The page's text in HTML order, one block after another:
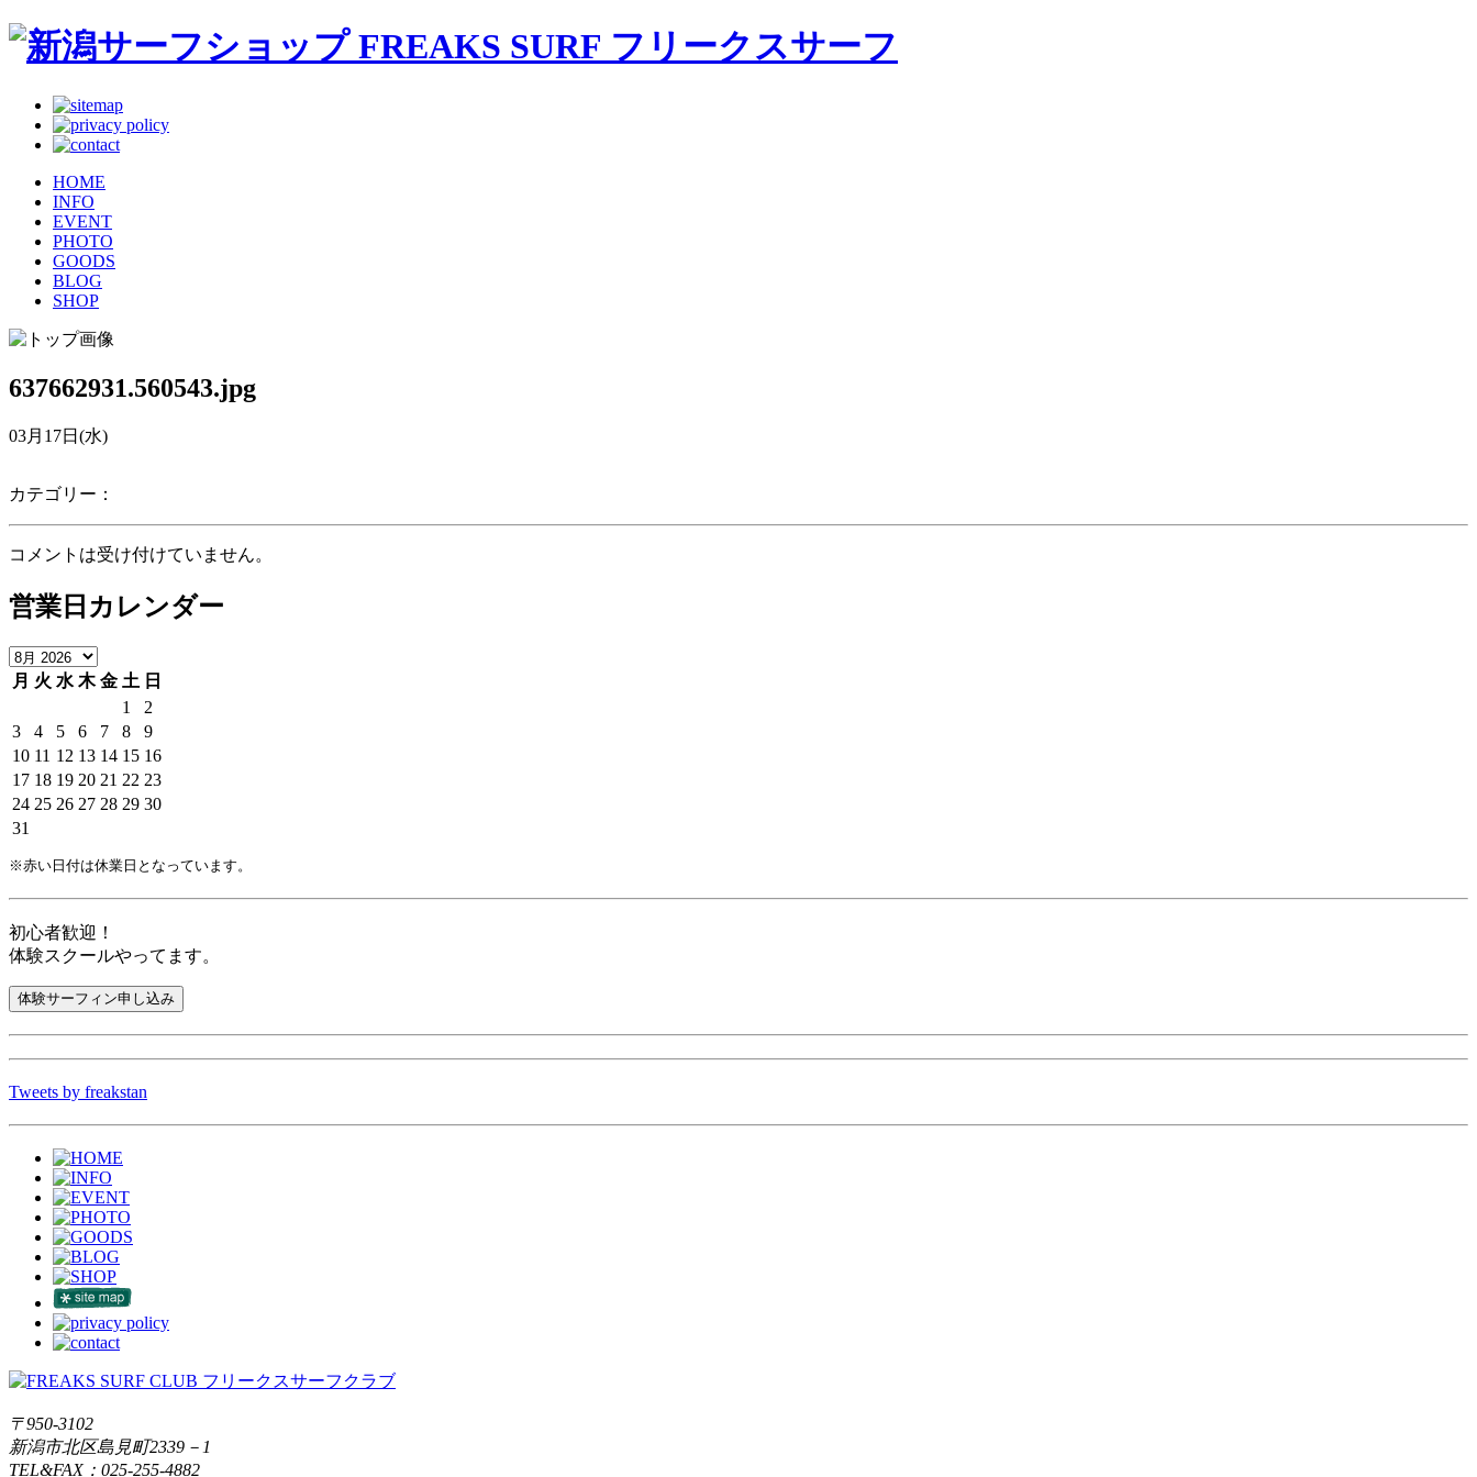
HOME
INFO
EVENT
PHOTO
GOODS
BLOG
SHOP
637662931.560543.jpg
03月17日(水)
カテゴリー：
コメントは受け付けていません。
営業日カレンダー
月 火 水 木 金 土 日
1
2
3
4 5 6 7 8
9
10 11 12 13 14 15 16
17 18 19 20 21 22 23
24 25 26 27 28 29 30
31
※赤い日付は休業日となっています。
初心者歓迎！
体験スクールやってます。
Tweets by freakstan
〒950-3102
新潟市北区島見町2339－1
TEL&FAX：025-255-4882